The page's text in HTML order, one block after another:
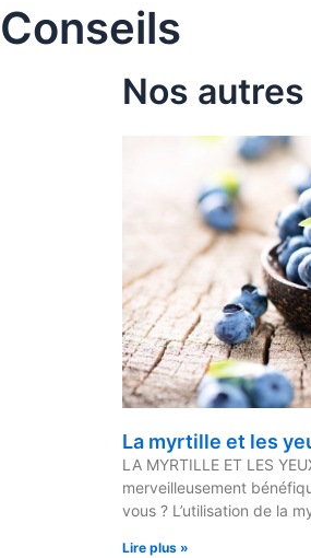
Conseils
Nos
La myrtille et les
LA MYRTILLE ET LES
merveilleusement
vous ? L’utilisation de la
Lire plus »